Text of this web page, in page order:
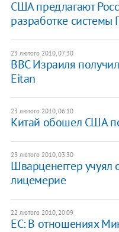
США предлагают
разработке системы
23 лютого 2010, 07:30
ВВС Израиля
Eitan
23 лютого 2010, 06:10
Китай обошел США
23 лютого 2010, 03:30
Шварценеггер учуял
лицемерие
22 лютого 2010, 20:09
ЕС: В отношениях